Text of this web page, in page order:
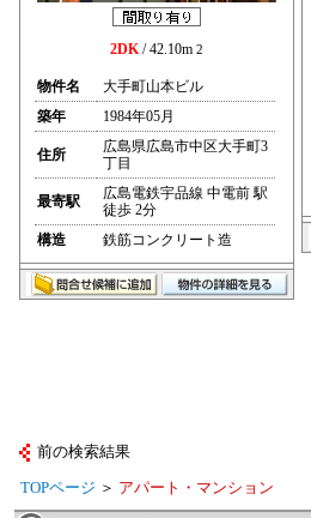
2DK/ 42.10m 2
物件名
大手町山本ビル
築年
1984年05月
住所
広島県広島市中区大手町3
丁目
最寄駅
広島電鉄宇品線 中電前 駅
徒歩 2分
構造
鉄筋コンクリート造
前の検索結果
TOPページ ＞ アパート・マンション